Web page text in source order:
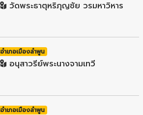
วัดพระธาตุหริภุญชัย วรมหาวิหาร
อำเภอเมืองลำพูน
อนุสาวรีย์พระนางจามเทวี
อำเภอเมืองลำพูน